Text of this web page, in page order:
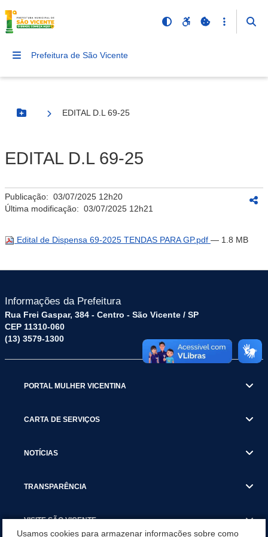
Prefeitura de São Vicente
Botão Menu
EDITAL D.L 69-25
EDITAL D.L 69-25
Publicação: 03/07/2025 12h20
Última modificação: 03/07/2025 12h21
Edital de Dispensa 69-2025 TENDAS PARA GP.pdf — 1.8 MB
Informações da Prefeitura
Rua Frei Gaspar, 384 - Centro - São Vicente / SP
CEP 11310-060
(13) 3579-1300
PORTAL MULHER VICENTINA
CARTA DE SERVIÇOS
NOTÍCIAS
TRANSPARÊNCIA
VISITE SÃO VICENTE
Usamos cookies para armazenar informações sobre como